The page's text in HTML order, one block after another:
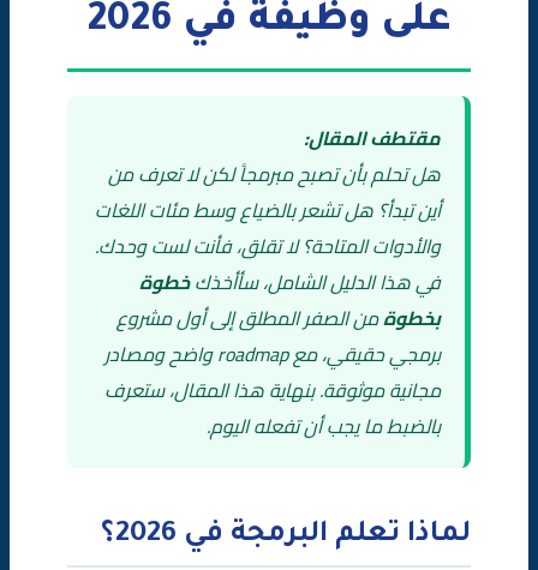
على وظيفة في 2026
مقتطف المقال:
هل تحلم بأن تصبح مبرمجاً لكن لا تعرف من
أين تبدأ؟ هل تشعر بالضياع وسط مئات اللغات
والأدوات المتاحة؟ لا تقلق، فأنت لست وحدك.
في هذا الدليل الشامل، سأأخذكخطوة
بخطوةمن الصفر المطلق إلى أول مشروع
برمجي حقيقي، مع roadmap واضح ومصادر
مجانية موثوقة. بنهاية هذا المقال، ستعرف
بالضبط ما يجب أن تفعله اليوم.
لماذا تعلم البرمجة في 2026؟
🎯 الهدف:
📚 ما ستتعلمه:
💼 خطوات عملية:
أفضل مصادر تعلم البرمجة (مجانية ومدفوعة)
💰 مصادر مدفوعة (موصى بها)
💡 نصيحتي الشخصية
أدوات البرمجة الأساسية
🛠️ الأدوات التي ستحتاجها
أول برنامج لك: Hello World!